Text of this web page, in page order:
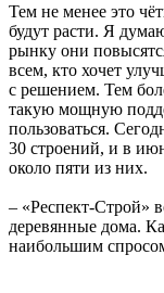
Тем не менее это
будут расти. Я
рынку они
всем, кто хочет
с решением. Тем
такую мощную
пользоваться.
30 строений, и в
около пяти из них.
– «Респект-Строй»
деревянные дома.
наибольшим